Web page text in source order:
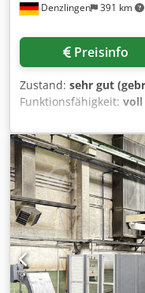
Denzlingen 391 km
Preisinfo
Zustand: sehr gut
Funktionsfähigkeit: voll
TURN NEXUS 100-II
280 mm Max.
Fräsdrehzahl: 4.500
U/min Max.
Riopfx Af Roa
STEUERUNG Mazatrol
B-206 für
205 für 2te Spindel -
Interface für
verstärkte
Werkzeughalter - 2 St.